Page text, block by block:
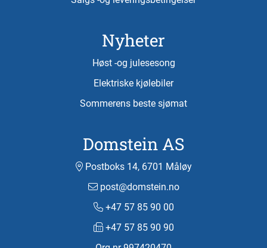
Nyheter
Høst -og julesesong
Elektriske kjølebiler
Sommerens beste sjømat
Domstein AS
Postboks 14, 6701 Måløy
post@domstein.no
+47 57 85 90 00
+47 57 85 90 90